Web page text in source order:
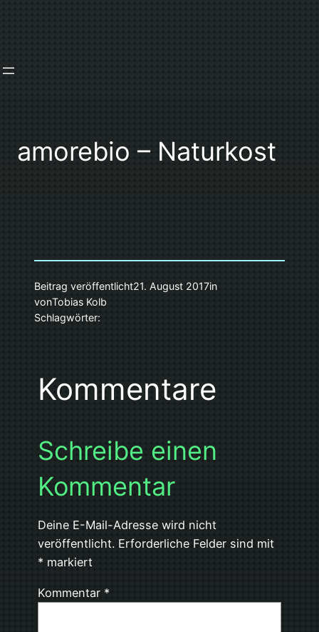
amorebio – Naturkost
Beitrag veröffentlicht21. August 2017in
vonTobias Kolb
Schlagwörter:
Kommentare
Schreibe einen
Kommentar
Deine E-Mail-Adresse wird nicht
veröffentlicht. Erforderliche Felder sind mit
* markiert
Kommentar *